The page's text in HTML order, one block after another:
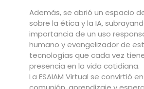
Además, se abrió un espacio
sobre la ética y la IA,
importancia de un uso
humano y evangelizador de
tecnologías que cada vez
presencia en la vida cotidiana.
La ESAIAM Virtual se convirtió